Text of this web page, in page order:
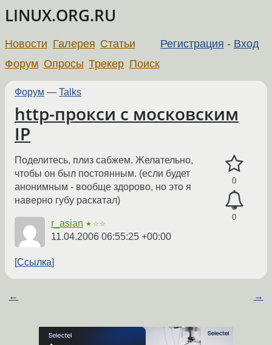
LINUX.ORG.RU
Регистрация - Вход
Новости Галерея Статьи
Форум Опросы Трекер Поиск
Форум — Talks
http-прокси с московским
IP
0
0
Поделитесь, плиз сабжем. Желательно,
чтобы он был постоянным. (если будет
анонимным - вообще здорово, но это я
наверно губу раскатал)
r_asian ★☆☆
11.04.2006 06:55:25 +00:00
Ссылка
← →